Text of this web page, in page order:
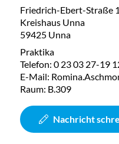
Friedrich-Ebert-Straße
Kreishaus Unna
59425 Unna
Praktika
Telefon: 0 23 03 27-19
E-Mail:
Raum: B.309
Nachricht